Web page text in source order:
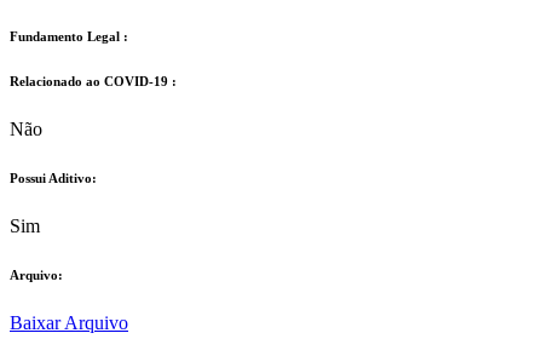
Fundamento Legal :​
Relacionado ao COVID-19 :​
Não
Possui Aditivo:​
Sim
Arquivo:
Baixar Arquivo